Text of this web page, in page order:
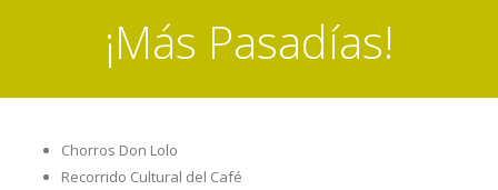
¡Más Pasadías!
Chorros Don Lolo
Recorrido Cultural del Café